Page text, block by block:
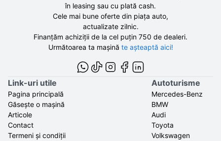
în leasing sau cu plată cash.
Cele mai bune oferte din piața auto,
actualizate zilnic.
Finanțăm achiziții de la cel puțin 750 de dealeri.
Următoarea ta mașină te așteaptă aici!
Link-uri utile
Pagina principală
Găsește o mașină
Articole
Contact
Termeni și condiții
Autoturisme
Mercedes-Benz
BMW
Audi
Toyota
Volkswagen